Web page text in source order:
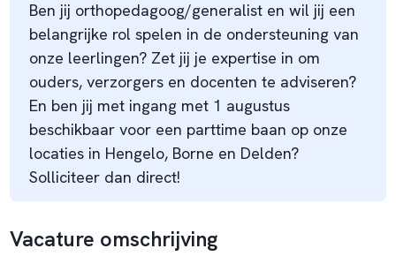
Ben jij orthopedagoog/generalist en wil jij een
belangrijke rol spelen in de ondersteuning van
onze leerlingen? Zet jij je expertise in om
ouders, verzorgers en docenten te adviseren?
En ben jij met ingang met 1 augustus
beschikbaar voor een parttime baan op onze
locaties in Hengelo, Borne en Delden?
Solliciteer dan direct!
Vacature omschrijving